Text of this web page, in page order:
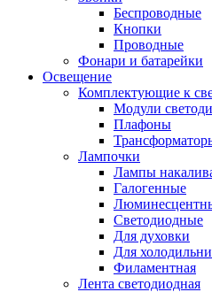
Беспроводные
Кнопки
Проводные
Фонари и батарейки
Освещение
Комплектующие к
Модули
Плафоны
Лампочки
Лампы
Галогенные
Светодиодные
Для духовки
Для
Филаментная
Лента светодиодная